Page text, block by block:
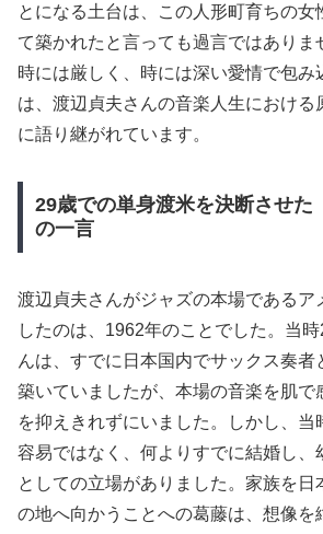
とになる土台は、この人形町育ちの女
て築かれたと言っても過言ではありま
時には厳しく、時には深い愛情で包み
は、渡辺貞夫さんの音楽人生における
に語り継がれています。
29歳での単身渡米を決断させた
の一言
渡辺貞夫さんがジャズの本場であるア
したのは、1962年のことでした。当
んは、すでに日本国内でサックス奏者
築いていましたが、本場の音楽を肌で
を抑えきれずにいました。しかし、当
容易ではなく、何よりすでに結婚し、
としての立場がありました。家族を日
の地へ向かうことへの葛藤は、想像を